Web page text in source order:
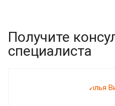
Получите
специалиста